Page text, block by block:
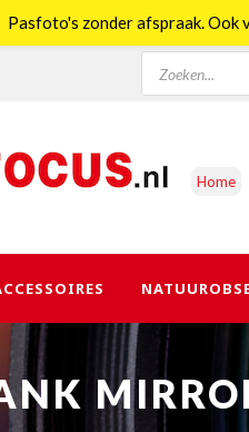
Producten
zoeken
Home
Pasfoto's zonder afspraak. Ook